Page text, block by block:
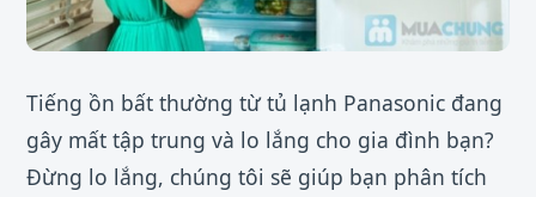
Tiếng ồn bất thường từ tủ lạnh Panasonic đang
gây mất tập trung và lo lắng cho gia đình bạn?
Đừng lo lắng, chúng tôi sẽ giúp bạn phân tích